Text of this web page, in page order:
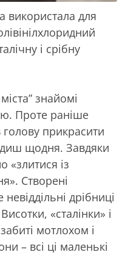
використала для
і срібну
знайомі
Проте раніше
прикрасити
щодня. Завдяки
«злитися із
Створені
дрібниці
«сталінки» і
мотлохом і
– всі ці маленькі